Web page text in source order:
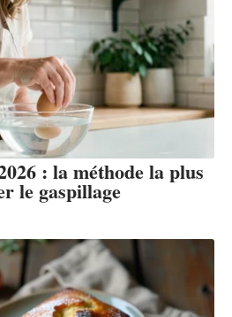
: la méthode la plus
le gaspillage